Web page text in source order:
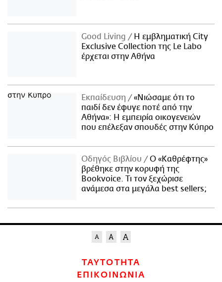
Good Living
Η εμβληματική City
Exclusive Collection της Le Labo
έρχεται στην Αθήνα
Εκπαίδευση
«Νιώσαμε ότι το
παιδί δεν έφυγε ποτέ από την
Αθήνα»: Η εμπειρία οικογενειών
που επέλεξαν σπουδές στην Κύπρο
Οδηγός Βιβλίου
Ο «Καθρέφτης»
βρέθηκε στην κορυφή της
Bookvoice. Τι τον ξεχώρισε
ανάμεσα στα μεγάλα best sellers;
ΤΑΥΤΟΤΗΤΑ
ΕΠΙΚΟΙΝΩΝΙΑ